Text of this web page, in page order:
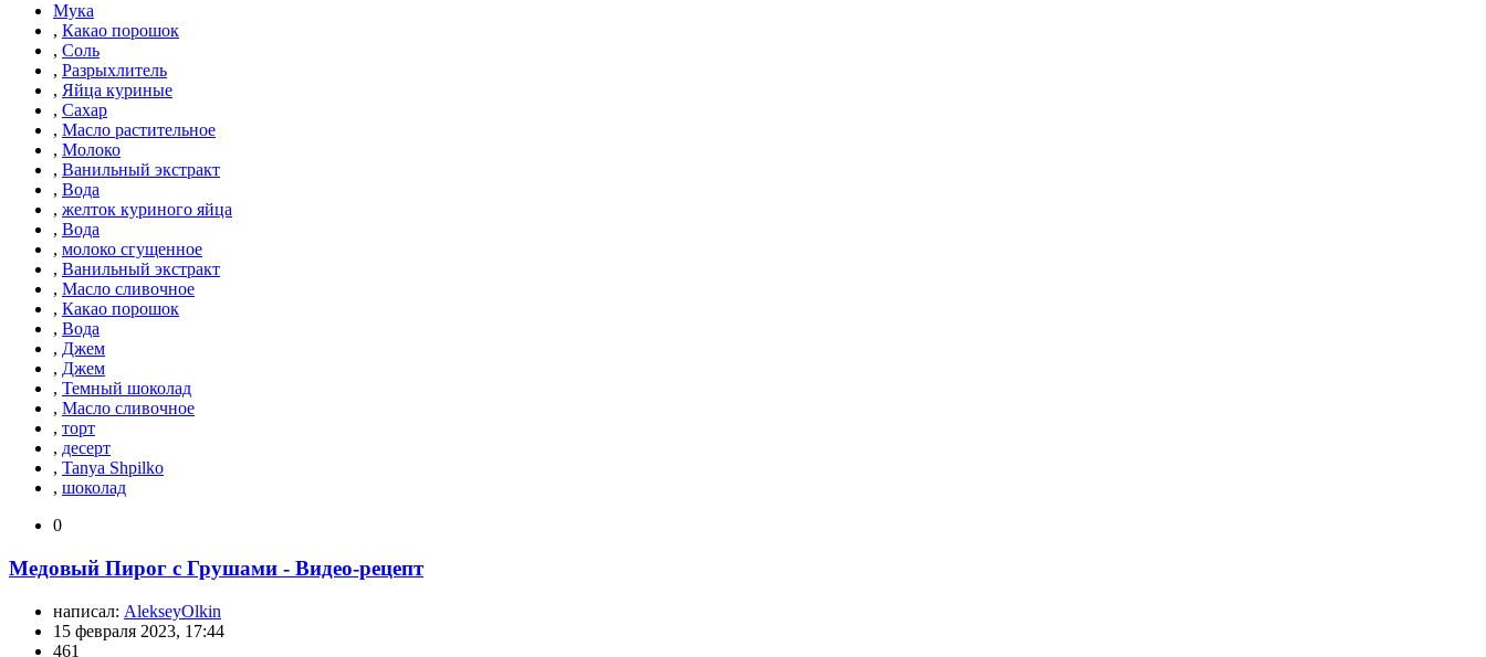
Мука
, Какао порошок
, Соль
, Разрыхлитель
, Яйца куриные
, Сахар
, Масло растительное
, Молоко
, Ванильный экстракт
, Вода
, желток куриного яйца
, Вода
, молоко сгущенное
, Ванильный экстракт
, Масло сливочное
, Какао порошок
, Вода
, Джем
, Джем
, Темный шоколад
, Масло сливочное
, торт
, десерт
, Tanya Shpilko
, шоколад
0
Медовый Пирог с Грушами - Видео-рецепт
написал: AlekseyOlkin
15 февраля 2023, 17:44
461